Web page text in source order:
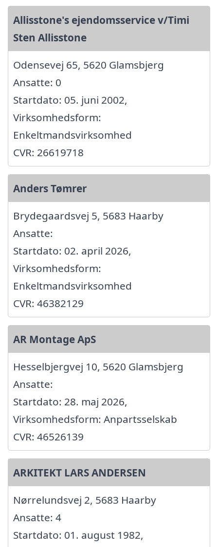
Allisstone's ejendomsservice v/Timi
Sten Allisstone
Odensevej 65, 5620 Glamsbjerg
Ansatte: 0
Startdato: 05. juni 2002,
Virksomhedsform:
Enkeltmandsvirksomhed
CVR: 26619718
Anders Tømrer
Brydegaardsvej 5, 5683 Haarby
Ansatte:
Startdato: 02. april 2026,
Virksomhedsform:
Enkeltmandsvirksomhed
CVR: 46382129
AR Montage ApS
Hesselbjergvej 10, 5620 Glamsbjerg
Ansatte:
Startdato: 28. maj 2026,
Virksomhedsform: Anpartsselskab
CVR: 46526139
ARKITEKT LARS ANDERSEN
Nørrelundsvej 2, 5683 Haarby
Ansatte: 4
Startdato: 01. august 1982,